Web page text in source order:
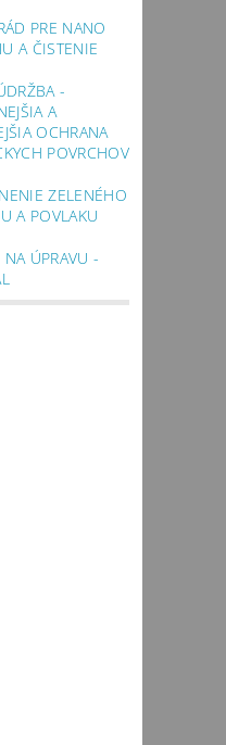
PRE NANO
A ČISTENIE
-
A
OCHRANA
POVRCHOV
ZELENÉHO
A POVLAKU
NA ÚPRAVU -